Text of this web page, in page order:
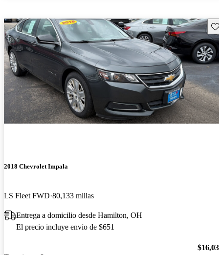
2018 Chevrolet Impala
LS Fleet FWD 80,133 millas
Entrega a domicilio desde Hamilton, OH
El precio incluye envío de $651